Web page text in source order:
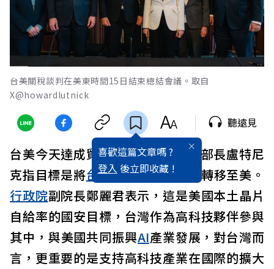
台美關稅談判在美東時間15日結束總結會議。取自
X@howardlutnick
喜歡這篇文章嗎 ?
登入 後立即收藏 !
聽遠見
台美今天達成貿易協議，美國
商務部長盧特尼
克指目標是將台灣半導體產能40%轉移至美。
行政院副院長鄭麗君表示，這是美國本土晶片
自給率的國安目標，台灣作為高科技夥伴參與
其中，與美國共同振興AI產業發展，對台灣而
言，更重要的是支持高科技產業在國際的擴大